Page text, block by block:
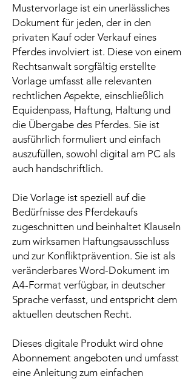
Mustervorlage ist ein unerlässliches
Dokument für jeden, der in den
privaten Kauf oder Verkauf eines
Pferdes involviert ist. Diese von einem
Rechtsanwalt sorgfältig erstellte
Vorlage umfasst alle relevanten
rechtlichen Aspekte, einschließlich
Equidenpass, Haftung, Haltung und
die Übergabe des Pferdes. Sie ist
ausführlich formuliert und einfach
auszufüllen, sowohl digital am PC als
auch handschriftlich.
Die Vorlage ist speziell auf die
Bedürfnisse des Pferdekaufs
zugeschnitten und beinhaltet Klauseln
zum wirksamen Haftungsausschluss
und zur Konfliktprävention. Sie ist als
veränderbares Word-Dokument im
A4-Format verfügbar, in deutscher
Sprache verfasst, und entspricht dem
aktuellen deutschen Recht.
Dieses digitale Produkt wird ohne
Abonnement angeboten und umfasst
eine Anleitung zum einfachen